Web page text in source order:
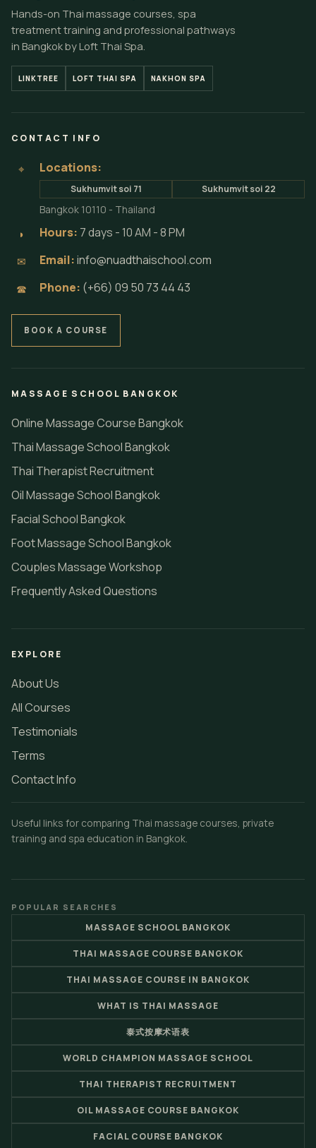
Hands-on Thai massage courses, spa
treatment training and professional pathways
in Bangkok by Loft Thai Spa.
LINKTREE LOFT THAI SPA NAKHON SPA
CONTACT INFO
⌖ Locations:
Sukhumvit soi 71 Sukhumvit soi 22
Bangkok 10110 - Thailand
◗ Hours: 7 days - 10 AM - 8 PM
✉ Email:info@nuadthaischool.com
☎ Phone: (+66) 09 50 73 44 43
BOOK A COURSE
MASSAGE SCHOOL BANGKOK
Online Massage Course Bangkok
Thai Massage School Bangkok
Thai Therapist Recruitment
Oil Massage School Bangkok
Facial School Bangkok
Foot Massage School Bangkok
Couples Massage Workshop
Frequently Asked Questions
EXPLORE
About Us
All Courses
Testimonials
Terms
Contact Info
Useful links for comparing Thai massage courses, private
training and spa education in Bangkok.
POPULAR SEARCHES
MASSAGE SCHOOL BANGKOK
THAI MASSAGE COURSE BANGKOK
THAI MASSAGE COURSE IN BANGKOK
WHAT IS THAI MASSAGE
泰式按摩术语表
WORLD CHAMPION MASSAGE SCHOOL
THAI THERAPIST RECRUITMENT
OIL MASSAGE COURSE BANGKOK
FACIAL COURSE BANGKOK